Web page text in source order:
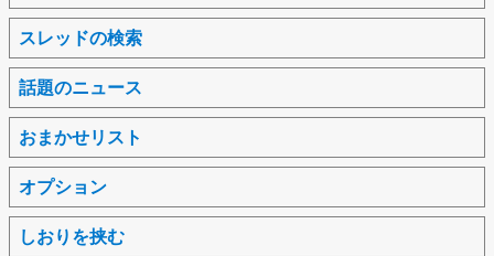
スレッドの検索
話題のニュース
おまかせリスト
オプション
しおりを挟む